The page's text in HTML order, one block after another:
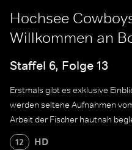
Hochsee
Willkommen an
Staffel 6, Folge 13
Erstmals gibt es exklusive
werden seltene Aufnahmen
Arbeit der Fischer hautnah
12 HD